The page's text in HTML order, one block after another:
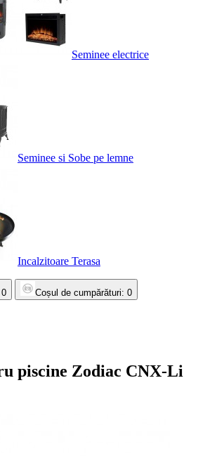
Seminee electrice
Seminee si Sobe pe lemne
Incalzitoare Terasa
Coșul de cumpărături: 0
piscine Zodiac CNX-Li